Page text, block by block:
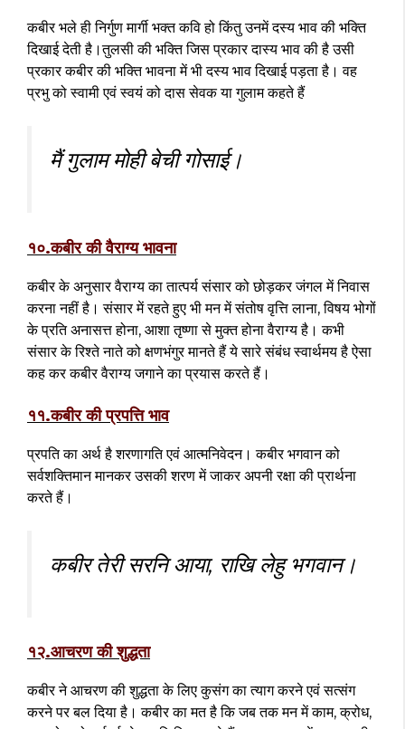
कबीर भले ही निर्गुण मार्गी भक्त कवि हो किंतु उनमें दस्य भाव की भक्ति
दिखाई देती है।तुलसी की भक्ति जिस प्रकार दास्य भाव की है उसी
प्रकार कबीर की भक्ति भावना में भी दस्य भाव दिखाई पड़ता है। वह
प्रभु को स्वामी एवं स्वयं को दास सेवक या गुलाम कहते हैं
मैं गुलाम मोही बेची गोसाई।
१०.कबीर की वैराग्य भावना
कबीर के अनुसार वैराग्य का तात्पर्य संसार को छोड़कर जंगल में निवास
करना नहीं है। संसार में रहते हुए भी मन में संतोष वृत्ति लाना, विषय भोगों
के प्रति अनासत्त होना, आशा तृष्णा से मुक्त होना वैराग्य है। कभी
संसार के रिश्ते नाते को क्षणभंगुर मानते हैं ये सारे संबंध स्वार्थमय है ऐसा
कह कर कबीर वैराग्य जगाने का प्रयास करते हैं।
११.कबीर की प्रपत्ति भाव
प्रपति का अर्थ है शरणागति एवं आत्मनिवेदन। कबीर भगवान को
सर्वशक्तिमान मानकर उसकी शरण में जाकर अपनी रक्षा की प्रार्थना
करते हैं।
कबीर तेरी सरनि आया, राखि लेहु भगवान।
१२.आचरण की शुद्धता
कबीर ने आचरण की शुद्धता के लिए कुसंग का त्याग करने एवं सत्संग
करने पर बल दिया है। कबीर का मत है कि जब तक मन में काम, क्रोध,